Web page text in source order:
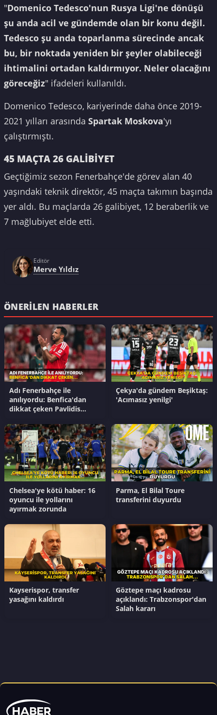
"Domenico Tedesco'nun Rusya Ligi'ne dönüşü
şu anda acil ve gündemde olan bir konu değil.
Tedesco şu anda toparlanma sürecinde ancak
bu, bir noktada yeniden bir şeyler olabileceği
ihtimalini ortadan kaldırmıyor. Neler olacağını
göreceğiz" ifadeleri kullanıldı.
Domenico Tedesco, kariyerinde daha önce 2019-
2021 yılları arasında Spartak Moskova'yı
çalıştırmıştı.
45 MAÇTA 26 GALİBİYET
Geçtiğimiz sezon Fenerbahçe'de görev alan 40
yaşındaki teknik direktör, 45 maçta takımın başında
yer aldı. Bu maçlarda 26 galibiyet, 12 beraberlik ve
7 mağlubiyet elde etti.
Editör
Merve Yıldız
ÖNERILEN HABERLER
Adı Fenerbahçe ile
anılıyordu: Benfica'dan
dikkat çeken Pavlidis
Çekya'da gündem Beşiktaş:
'Acımasız yenilgi'
Chelsea'ye kötü haber: 16
oyuncu ile yollarını
ayırmak zorunda
Parma, El Bilal Toure
transferini duyurdu
Kayserispor, transfer
yasağını kaldırdı
Göztepe maçı kadrosu
açıklandı: Trabzonspor'dan
Salah kararı